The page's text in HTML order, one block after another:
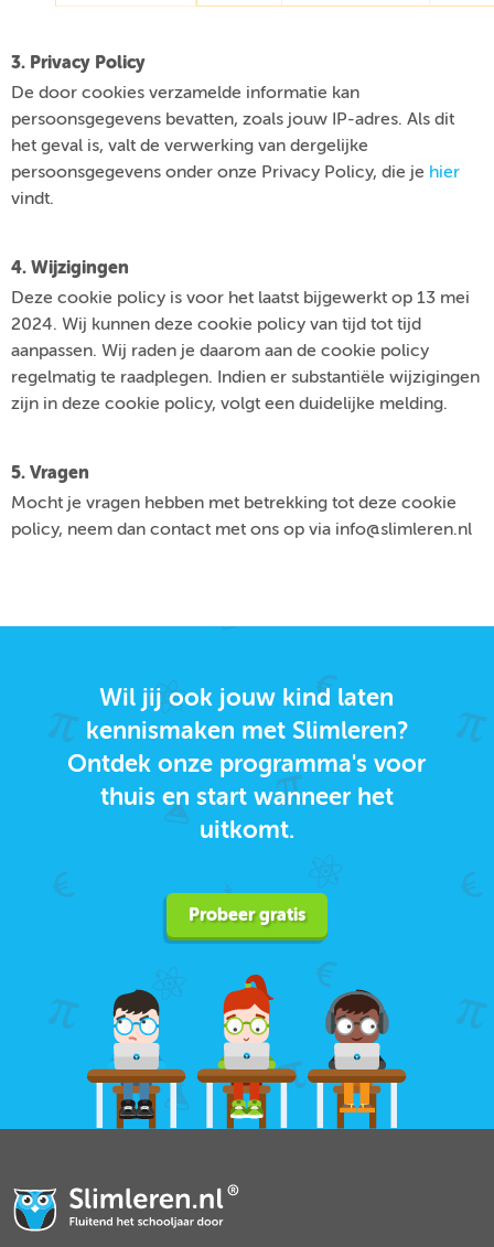
3. Privacy Policy
De door cookies verzamelde informatie kan
persoonsgegevens bevatten, zoals jouw IP-adres. Als dit
het geval is, valt de verwerking van dergelijke
persoonsgegevens onder onze Privacy Policy, die je hier
vindt.
4. Wijzigingen
Deze cookie policy is voor het laatst bijgewerkt op 13 mei
2024. Wij kunnen deze cookie policy van tijd tot tijd
aanpassen. Wij raden je daarom aan de cookie policy
regelmatig te raadplegen. Indien er substantiële wijzigingen
zijn in deze cookie policy, volgt een duidelijke melding.
5. Vragen
Mocht je vragen hebben met betrekking tot deze cookie
policy, neem dan contact met ons op via info@slimleren.nl
Wil jij ook jouw kind laten
kennismaken met Slimleren?
Ontdek onze programma's voor
thuis en start wanneer het
uitkomt.
Probeer gratis